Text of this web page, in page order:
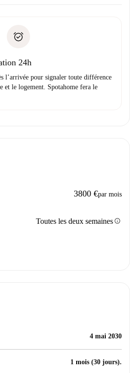
problème n'est signalé.
24h
l’arrivée pour signaler toute différence
et le logement. Spotahome fera le
3800 €par mois
Toutes les deux semainesinfo
4 mai 2030
1 mois (30 jours).